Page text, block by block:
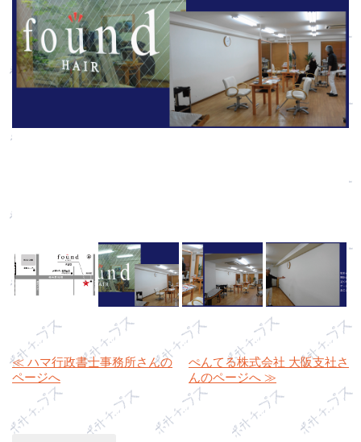
≪ ハマ行政書士事務所さんの
ページへ
ぺんてる株式会社 大阪支社さ
んのページへ ≫